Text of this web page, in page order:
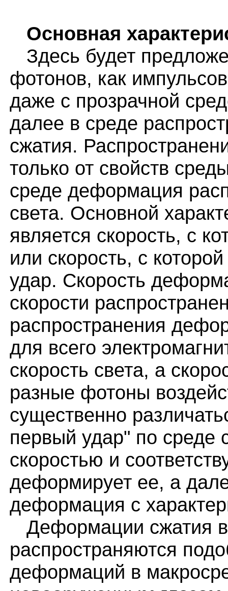
Основная
Здесь будет
фотонов, как
даже с прозрачной
далее в среде
сжатия.
только от свойств
среде деформация
света. Основной
является скорость, с
или скорость, с
удар. Скорость
скорости
распространения
для всего
скорость света, а
разные фотоны
существенно
первый удар" по среде
скоростью и
деформирует ее, а
деформация с
Деформации сжатия
распространяются
деформаций в